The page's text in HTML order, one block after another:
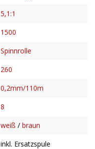
5,1:1
1500
Spinnrolle
260
0,2mm/110m
8
weiß / braun
inkl. Ersatzspule